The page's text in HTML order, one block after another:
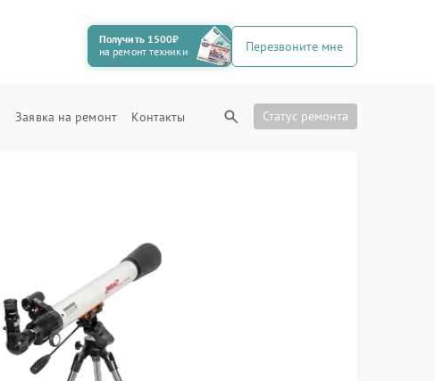
Получить 1500₽
на ремонт техники
Перезвоните мне
Заявка на ремонт Контакты Статус ремонта